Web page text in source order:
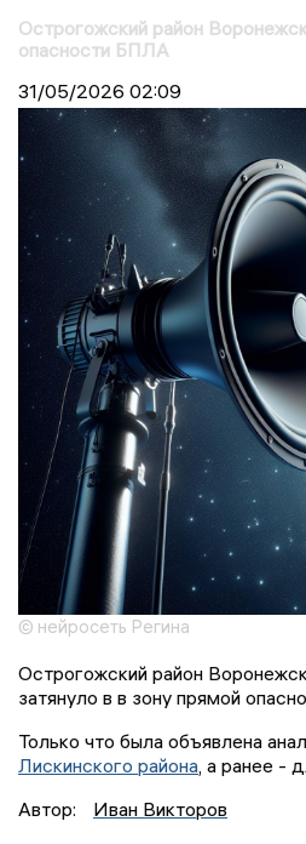
Острогожский район
опасности БПЛА
31/05/2026 02:09
© нейросеть Регина
Острогожский район
затянуло в в зону прямой
Только что была объявлена
Лискинского района , а ранее -
Автор:
Иван Викторов